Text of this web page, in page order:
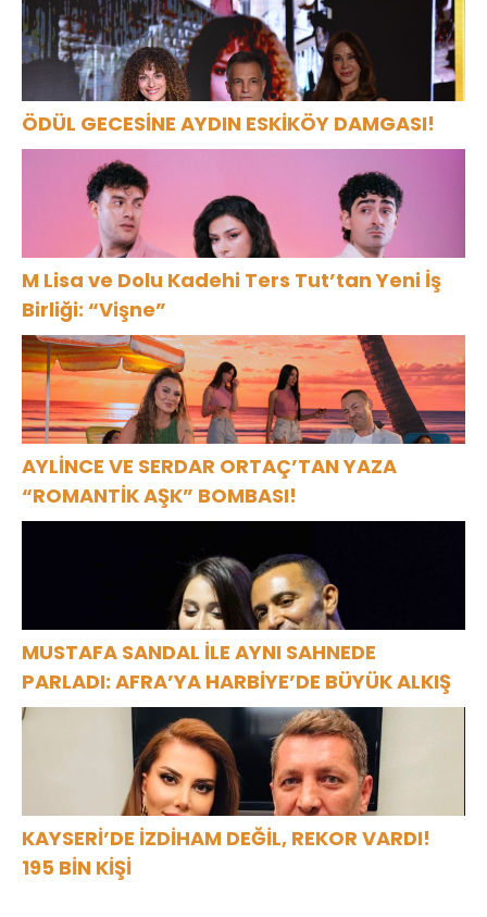
ÖDÜL GECESİNE AYDIN ESKİKÖY DAMGASI!
M Lisa ve Dolu Kadehi Ters Tut’tan Yeni İş
Birliği: “Vişne”
AYLİNCE VE SERDAR ORTAÇ’TAN YAZA
“ROMANTİK AŞK” BOMBASI!
MUSTAFA SANDAL İLE AYNI SAHNEDE
PARLADI: AFRA’YA HARBİYE’DE BÜYÜK ALKIŞ
KAYSERİ’DE İZDİHAM DEĞİL, REKOR VARDI!
195 BİN KİŞİ